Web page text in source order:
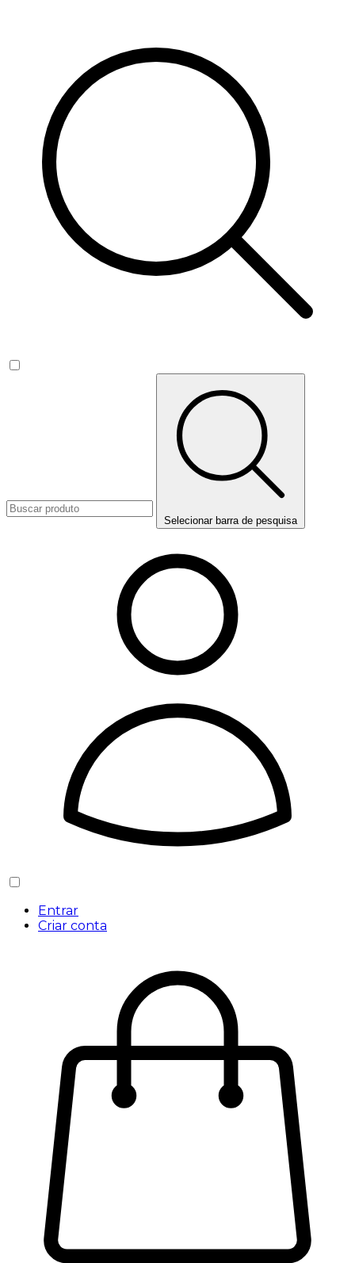
Selecionar barra de pesquisa
Entrar
Criar conta